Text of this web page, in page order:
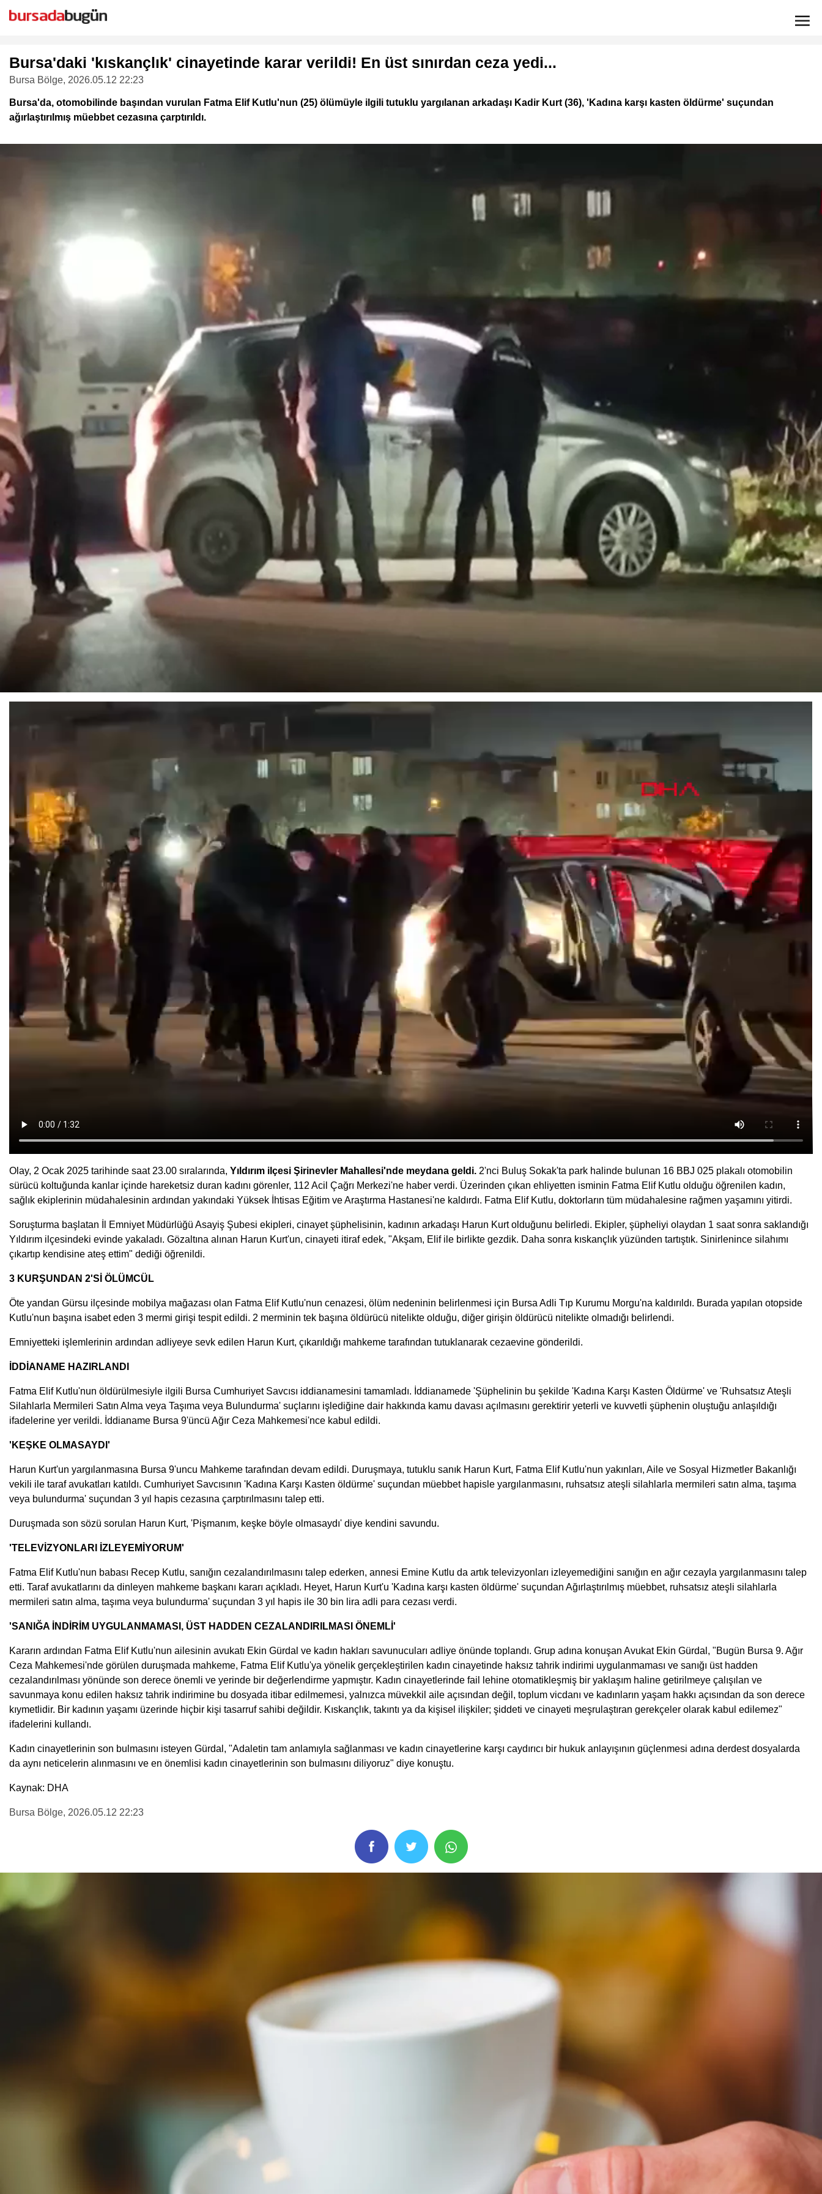
Bursa'daki 'kıskançlık' cinayetinde karar verildi! En üst sınırdan ceza yedi...
Bursa Bölge, 2026.05.12 22:23
Bursa'da, otomobilinde başından vurulan Fatma Elif Kutlu'nun (25) ölümüyle ilgili tutuklu yargılanan arkadaşı Kadir Kurt (36), 'Kadına karşı kasten öldürme' suçundan
ağırlaştırılmış müebbet cezasına çarptırıldı.
Olay, 2 Ocak 2025 tarihinde saat 23.00 sıralarında, Yıldırım ilçesi Şirinevler Mahallesi'nde meydana geldi. 2'nci Buluş Sokak'ta park halinde bulunan 16 BBJ 025 plakalı otomobilin
sürücü koltuğunda kanlar içinde hareketsiz duran kadını görenler, 112 Acil Çağrı Merkezi'ne haber verdi. Üzerinden çıkan ehliyetten isminin Fatma Elif Kutlu olduğu öğrenilen kadın,
sağlık ekiplerinin müdahalesinin ardından yakındaki Yüksek İhtisas Eğitim ve Araştırma Hastanesi'ne kaldırdı. Fatma Elif Kutlu, doktorların tüm müdahalesine rağmen yaşamını yitirdi.
Soruşturma başlatan İl Emniyet Müdürlüğü Asayiş Şubesi ekipleri, cinayet şüphelisinin, kadının arkadaşı Harun Kurt olduğunu belirledi. Ekipler, şüpheliyi olaydan 1 saat sonra saklandığı
Yıldırım ilçesindeki evinde yakaladı. Gözaltına alınan Harun Kurt'un, cinayeti itiraf edek, "Akşam, Elif ile birlikte gezdik. Daha sonra kıskançlık yüzünden tartıştık. Sinirlenince silahımı
çıkartıp kendisine ateş ettim" dediği öğrenildi.
3 KURŞUNDAN 2'Sİ ÖLÜMCÜL
Öte yandan Gürsu ilçesinde mobilya mağazası olan Fatma Elif Kutlu'nun cenazesi, ölüm nedeninin belirlenmesi için Bursa Adli Tıp Kurumu Morgu'na kaldırıldı. Burada yapılan otopside
Kutlu'nun başına isabet eden 3 mermi girişi tespit edildi. 2 merminin tek başına öldürücü nitelikte olduğu, diğer girişin öldürücü nitelikte olmadığı belirlendi.
Emniyetteki işlemlerinin ardından adliyeye sevk edilen Harun Kurt, çıkarıldığı mahkeme tarafından tutuklanarak cezaevine gönderildi.
İDDİANAME HAZIRLANDI
Fatma Elif Kutlu'nun öldürülmesiyle ilgili Bursa Cumhuriyet Savcısı iddianamesini tamamladı. İddianamede 'Şüphelinin bu şekilde 'Kadına Karşı Kasten Öldürme' ve 'Ruhsatsız Ateşli
Silahlarla Mermileri Satın Alma veya Taşıma veya Bulundurma' suçlarını işlediğine dair hakkında kamu davası açılmasını gerektirir yeterli ve kuvvetli şüphenin oluştuğu anlaşıldığı
ifadelerine yer verildi. İddianame Bursa 9'üncü Ağır Ceza Mahkemesi'nce kabul edildi.
'KEŞKE OLMASAYDI'
Harun Kurt'un yargılanmasına Bursa 9'uncu Mahkeme tarafından devam edildi. Duruşmaya, tutuklu sanık Harun Kurt, Fatma Elif Kutlu'nun yakınları, Aile ve Sosyal Hizmetler Bakanlığı
vekili ile taraf avukatları katıldı. Cumhuriyet Savcısının 'Kadına Karşı Kasten öldürme' suçundan müebbet hapisle yargılanmasını, ruhsatsız ateşli silahlarla mermileri satın alma, taşıma
veya bulundurma' suçundan 3 yıl hapis cezasına çarptırılmasını talep etti.
Duruşmada son sözü sorulan Harun Kurt, 'Pişmanım, keşke böyle olmasaydı' diye kendini savundu.
'TELEVİZYONLARI İZLEYEMİYORUM'
Fatma Elif Kutlu'nun babası Recep Kutlu, sanığın cezalandırılmasını talep ederken, annesi Emine Kutlu da artık televizyonları izleyemediğini sanığın en ağır cezayla yargılanmasını talep
etti. Taraf avukatlarını da dinleyen mahkeme başkanı kararı açıkladı. Heyet, Harun Kurt'u 'Kadına karşı kasten öldürme' suçundan Ağırlaştırılmış müebbet, ruhsatsız ateşli silahlarla
mermileri satın alma, taşıma veya bulundurma' suçundan 3 yıl hapis ile 30 bin lira adli para cezası verdi.
'SANIĞA İNDİRİM UYGULANMAMASI, ÜST HADDEN CEZALANDIRILMASI ÖNEMLİ'
Kararın ardından Fatma Elif Kutlu'nun ailesinin avukatı Ekin Gürdal ve kadın hakları savunucuları adliye önünde toplandı. Grup adına konuşan Avukat Ekin Gürdal, "Bugün Bursa 9. Ağır
Ceza Mahkemesi'nde görülen duruşmada mahkeme, Fatma Elif Kutlu'ya yönelik gerçekleştirilen kadın cinayetinde haksız tahrik indirimi uygulanmaması ve sanığı üst hadden
cezalandırılması yönünde son derece önemli ve yerinde bir değerlendirme yapmıştır. Kadın cinayetlerinde fail lehine otomatikleşmiş bir yaklaşım haline getirilmeye çalışılan ve
savunmaya konu edilen haksız tahrik indirimine bu dosyada itibar edilmemesi, yalnızca müvekkil aile açısından değil, toplum vicdanı ve kadınların yaşam hakkı açısından da son derece
kıymetlidir. Bir kadının yaşamı üzerinde hiçbir kişi tasarruf sahibi değildir. Kıskançlık, takıntı ya da kişisel ilişkiler; şiddeti ve cinayeti meşrulaştıran gerekçeler olarak kabul edilemez"
ifadelerini kullandı.
Kadın cinayetlerinin son bulmasını isteyen Gürdal, "Adaletin tam anlamıyla sağlanması ve kadın cinayetlerine karşı caydırıcı bir hukuk anlayışının güçlenmesi adına derdest dosyalarda
da aynı neticelerin alınmasını ve en önemlisi kadın cinayetlerinin son bulmasını diliyoruz" diye konuştu.
Kaynak: DHA
Bursa Bölge, 2026.05.12 22:23